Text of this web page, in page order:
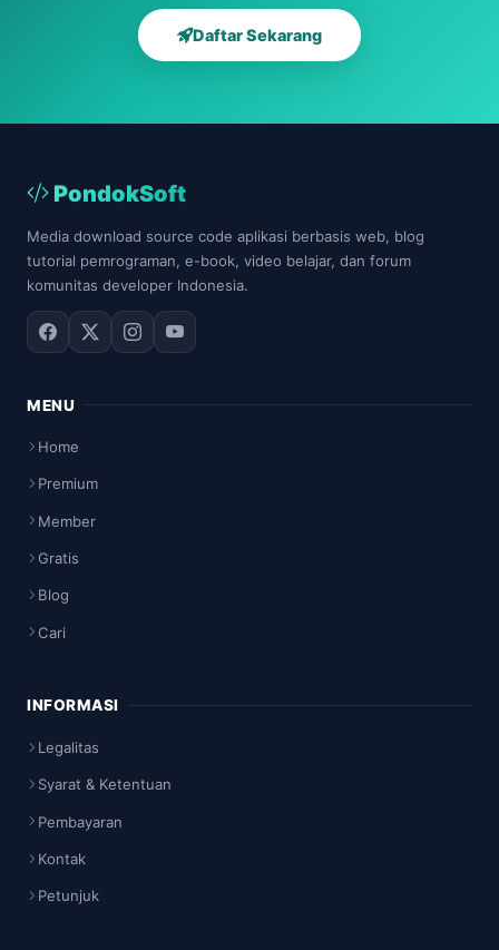
Daftar Sekarang
PondokSoft
Media download source code aplikasi berbasis web, blog
tutorial pemrograman, e-book, video belajar, dan forum
komunitas developer Indonesia.
MENU
Home
Premium
Member
Gratis
Blog
Cari
INFORMASI
Legalitas
Syarat & Ketentuan
Pembayaran
Kontak
Petunjuk